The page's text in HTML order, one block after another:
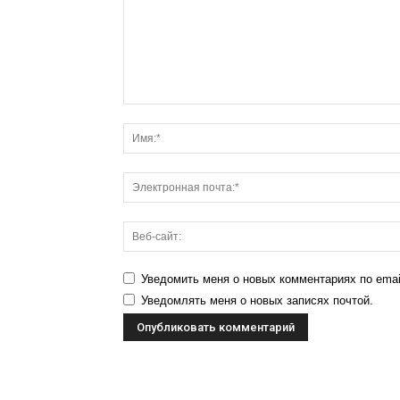
Уведомить меня о новых комментариях по
Уведомлять меня о новых записях почтой.